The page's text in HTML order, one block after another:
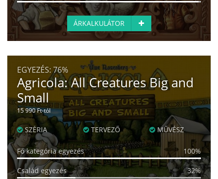
ÁRKALKULÁTOR
EGYEZÉS:76%
Agricola: All Creatures Big and
Small
15 990 Ft-tól
SZÉRIA TERVEZŐ MŰVÉSZ
Fő kategória egyezés 100%
Család egyezés 32%